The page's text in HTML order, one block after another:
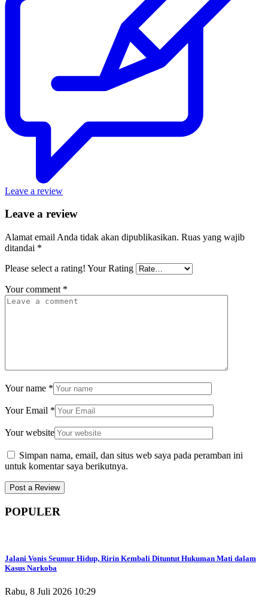
Leave a review
Leave a review
Alamat email Anda tidak akan dipublikasikan. Ruas yang wajib
ditandai *
Please select a rating! Your Rating
Your comment *
Your name *
Your Email *
Your website
Simpan nama, email, dan situs web saya pada peramban ini
untuk komentar saya berikutnya.
POPULER
Jalani Vonis Seumur Hidup, Ririn Kembali Dituntut Hukuman Mati dalam
Kasus Narkoba
Rabu, 8 Juli 2026 10:29